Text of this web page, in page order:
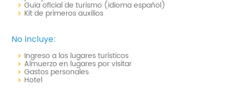
Guia oficial de turismo (idioma español)
Kit de primeros auxilios
No incluye:
Ingreso a los lugares turísticos
Almuerzo en lugares por visitar
Gastos personales
Hotel